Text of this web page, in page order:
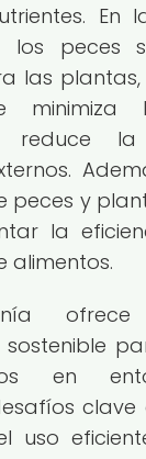
En
los peces
las
reduce
peces y
la
alimentos.
en
clave
uso